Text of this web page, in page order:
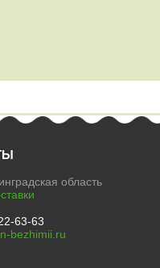
область
63-63
bezhimii.ru